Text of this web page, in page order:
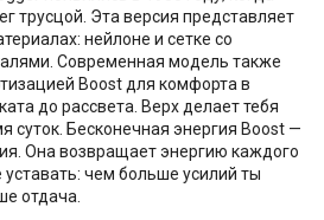
трусцой. Эта версия представляет
нейлоне и сетке со
Современная модель также
Boost для комфорта в
до рассвета. Верх делает тебя
суток. Бесконечная энергия Boost —
Она возвращает энергию каждого
чем больше усилий ты
отдача.